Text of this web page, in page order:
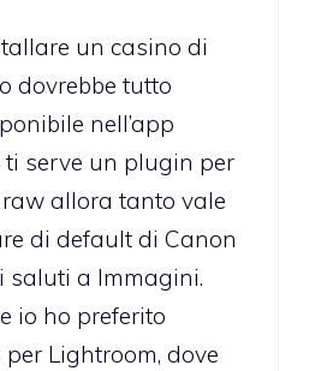
un casino di
dovrebbe tutto
nell’app
ti serve un plugin per
allora tanto vale
di default di Canon
saluti a Immagini.
io ho preferito
Lightroom, dove